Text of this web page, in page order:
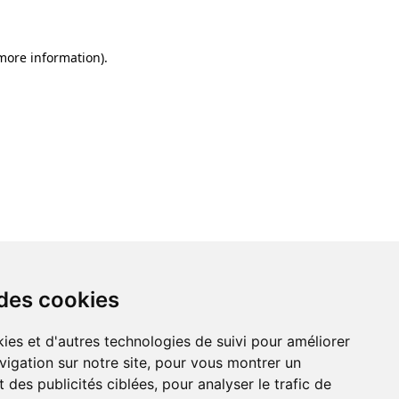
cookies
et d'autres technologies de suivi pour améliorer
sur notre site, pour vous montrer un
des publicités ciblées, pour analyser le trafic de
information).